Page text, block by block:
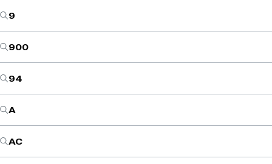
9
900
94
A
AC